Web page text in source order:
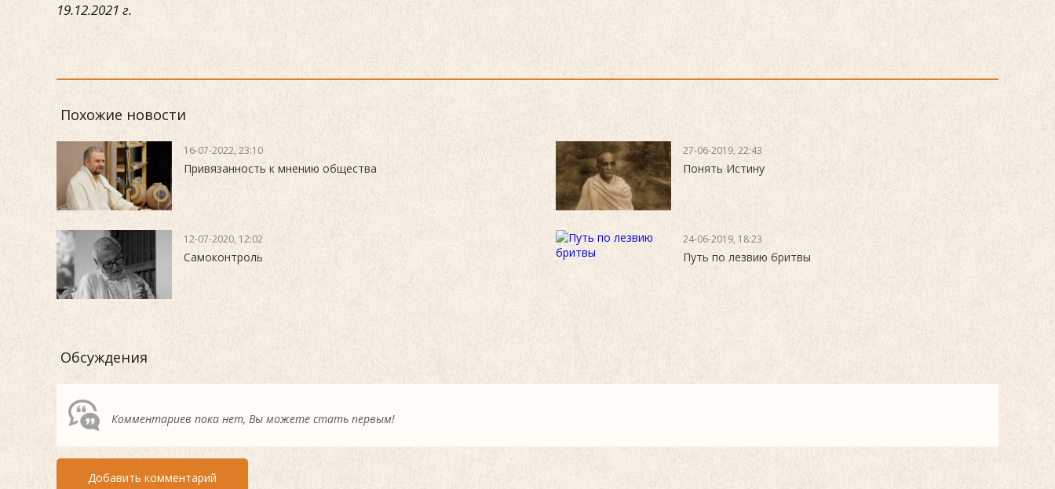
19.12.2021 г.
Похожие новости
16-07-2022, 23:10
Привязанность к мнению общества
27-06-2019, 22:43
Понять Истину
12-07-2020, 12:02
Самоконтроль
24-06-2019, 18:23
Путь по лезвию бритвы
Обсуждения
Комментариев пока нет, Вы можете стать первым!
Добавить комментарий